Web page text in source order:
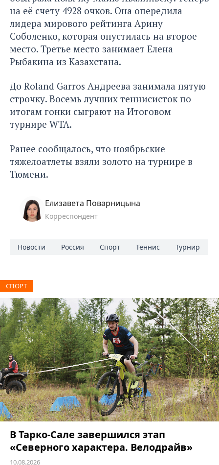
на её счету 4928 очков. Она опередила
лидера мирового рейтинга Арину
Соболенко, которая опустилась на второе
место. Третье место занимает Елена
Рыбакина из Казахстана.
До Roland Garros Андреева занимала пятую
строчку. Восемь лучших теннисисток по
итогам гонки сыграют на Итоговом
турнире WTA.
Ранее сообщалось, что ноябрьские
тяжелоатлеты взяли золото на турнире в
Тюмени.
Елизавета Поварницына
Корреспондент
Новости Россия Спорт Теннис Турнир
СПОРТ
В Тарко-Сале завершился этап
«Северного характера. Велодрайв»
10.08.2026